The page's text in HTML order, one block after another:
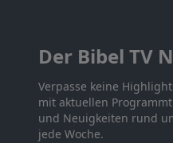
Der Bibel TV
Verpasse keine
mit aktuellen
und Neuigkeiten rund
jede Woche.